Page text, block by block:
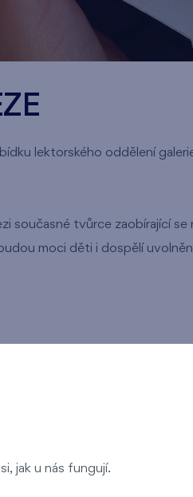
lektorského oddělení
tvůrce zaobírající se
moci děti i dospělí
jak u nás fungují.